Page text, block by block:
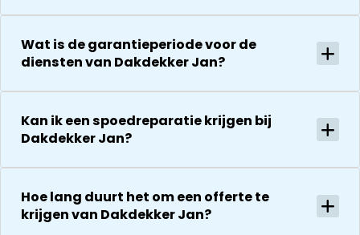
aanrader!
week later wil
bedanken
voor de
uitvoering en
Het is nog
steeds
zeker een 5
sterren review
goed op de
stand van
De reparatie
gaat
vervolgens
conform
afspraak en
zaken die ze
tegenkomen
Wat is de garantieperiode voor de
diensten van Dakdekker Jan?
Kan ik een spoedreparatie krijgen bij
Dakdekker Jan?
Hoe lang duurt het om een offerte te
krijgen van Dakdekker Jan?